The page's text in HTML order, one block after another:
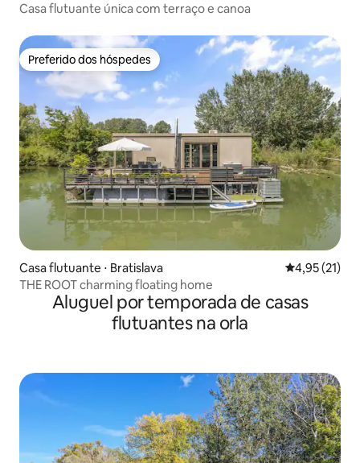
Casa flutuante única com terraço e canoa
Preferido dos hóspedes
Preferido dos hóspedes
Casa flutuante ⋅ Bratislava 4,95 de uma
4,95 (21)
THE ROOT charming floating home
Aluguel por temporada de casas
flutuantes na orla